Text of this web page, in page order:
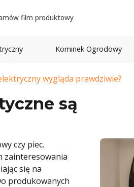
film produktowy
Kominek Ogrodowy
wygląda prawdziwie?
są
czy piec.
zainteresowania
się na
produkowanych